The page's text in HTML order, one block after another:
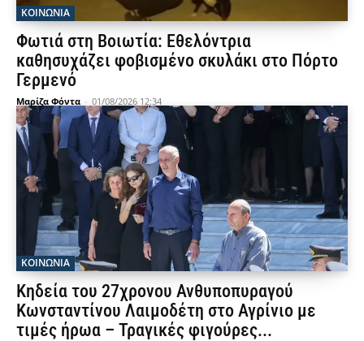
ΚΟΙΝΩΝΙΑ
Φωτιά στη Βοιωτία: Εθελόντρια
καθησυχάζει φοβισμένο σκυλάκι στο Πόρτο
Γερμενό
Μαρίζα Φόντα - 01/08/2026 12:34
ΚΟΙΝΩΝΙΑ
Κηδεία του 27χρονου Ανθυποπυραγού
Κωνσταντίνου Λαιμοδέτη στο Αγρίνιο με
τιμές ήρωα – Τραγικές φιγούρες...